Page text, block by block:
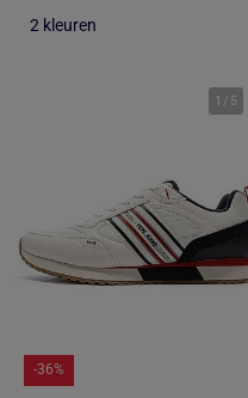
2 kleuren
1 / 5
-36%